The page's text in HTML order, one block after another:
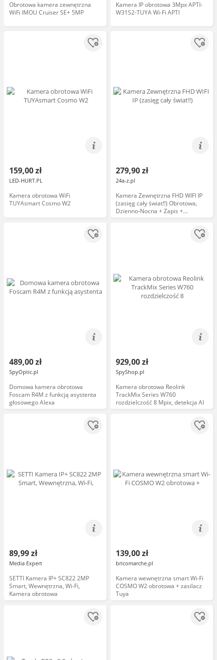
Obrotowa kamera zewnętrzna
WiFi IMOU Cruiser SE+ 5MP
Kamera IP obrotowa 3Mpx APTI-
W31S2-TUYA Wi-Fi APTI
159,00 zł
LED-HURT.PL
Kamera obrotowa WiFi
TUYAsmart Cosmo W2
279,90 zł
24a-z.pl
Kamera Zewnętrzna FHD WIFI IP
(zasięg cały świat!!) Obrotowa,
Dzienno-Nocna + Zapis +
Powiadomienia.
489,00 zł
SpyOptic.pl
Domowa kamera obrotowa
Foscam R4M z funkcją asystenta
głosowego Alexa
929,00 zł
SpyShop.pl
Kamera obrotowa Reolink
TrackMix Series W760
rozdzielczość 8 Mpix, detekcja AI
89,99 zł
Media Expert
SETTI Kamera IP+ SC822 2MP
Smart, Wewnętrzna, Wi-Fi,
Kamera obrotowa
139,00 zł
bricomarche.pl
Kamera wewnętrzna smart Wi-Fi
COSMO W2 obrotowa + zasilacz
Tuya